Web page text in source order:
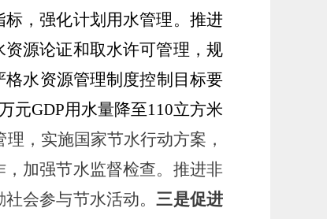
，强化计划用水管理。推进
源论证和取水许可管理，规
格水资源管理制度控制目标要
元GDP用水量降至110立方米
理，实施国家节水行动方案，
加强节水监督检查。推进非
会参与节水活动。三是促进